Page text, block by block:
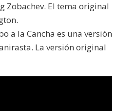
Zobachev. El tema original
a la Cancha es una versión
La versión original